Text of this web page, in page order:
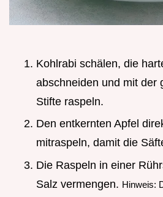
Kohlrabi schälen, die
abschneiden und mit der
Stifte raspeln.
Den entkernten Apfel
mitraspeln, damit die
Die Raspeln in einer
Salz vermengen. Hinweis: